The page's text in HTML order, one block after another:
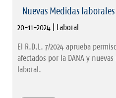
Nuevas Medidas
20-11-2024 | Laboral
El R.D.L. 7/2024 aprueba
afectados por la DANA y
laboral.